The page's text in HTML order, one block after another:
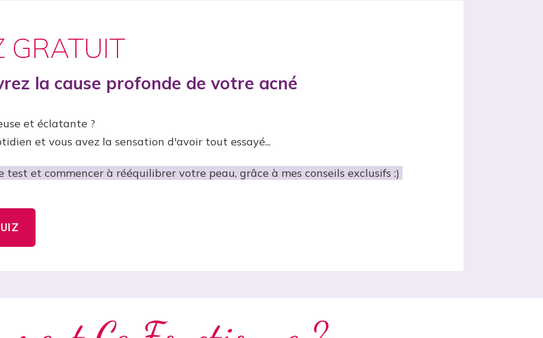
GRATUIT
la cause profonde de votre acné
et éclatante ?
et vous avez la sensation d'avoir tout essayé...
et commencer à rééquilibrer votre peau, grâce à mes conseils exclusifs :)